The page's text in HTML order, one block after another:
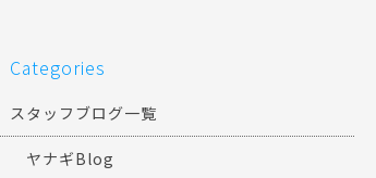
Categories
スタッフブログ一覧
ヤナギBlog